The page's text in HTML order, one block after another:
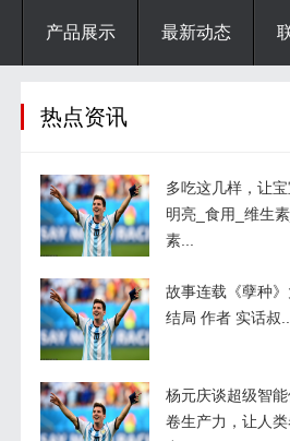
产品展示 最新动态
热点资讯
多吃这几样，让
明亮_食用_维生
素...
故事连载《孽种
结局 作者 实话叔...
杨元庆谈超级智
卷生产力，让人